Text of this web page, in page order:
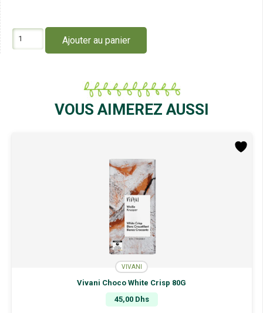
quantité
Ajouter au panier
VOUS AIMEREZ AUSSI
VIVANI
Vivani Choco White Crisp 80G
45,00 Dhs